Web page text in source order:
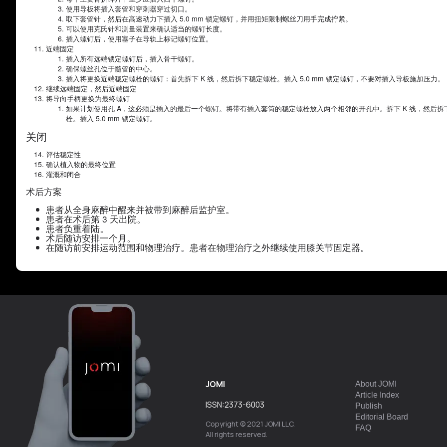
使用导板将插入套管和穿刺器穿过切口。
取下套管针，然后在高速动力下插入 5.0 mm 锁定螺钉，并用扭矩限制螺丝刀用手完成拧紧。
可以使用克氏针和测量装置来确认适当的螺钉长度。
插入螺钉后，使用塞子在导轨上标记螺钉位置。
近端固定
插入所有远端锁定螺钉后，插入骨干螺钉。
确保螺丝孔位于髓管的中心。
插入将更换近端稳定螺栓的螺钉：首先拆下 K 线，然后拆下稳定螺栓。插入 5.0 mm 锁定螺钉，不要对插入导板施加压力。
继续远端固定，然后近端固定
将导向手柄更换为最终螺钉
如果计划使用孔 A，这必须是插入的最后一个螺钉。将带有插入套筒的稳定螺栓放入两个相邻的开孔中。拆下 K 线，然后拆
栓。插入 5.0 mm 锁定螺钉。
关闭
评估稳定性
确认植入物的最终位置
灌溉和闭合
术后方案
患者从全身麻醉中醒来并被带到麻醉后监护室。
患者在术后第 3 天出院。
患者负重着陆。
术后随访安排一个月。
在随访前安排运动范围和物理治疗。患者在物理治疗之外继续使用膝关节固定器。
JOMI
ISSN:2373-6003
Copyright © 2021 JOMI LLC.
All rights reserved.
About JOMI
Article Index
Publish
Editorial Board
FAQ